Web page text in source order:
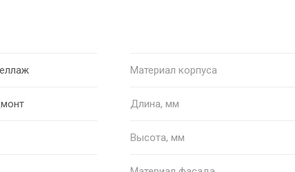
Материал корпуса
Длина, мм
Высота, мм